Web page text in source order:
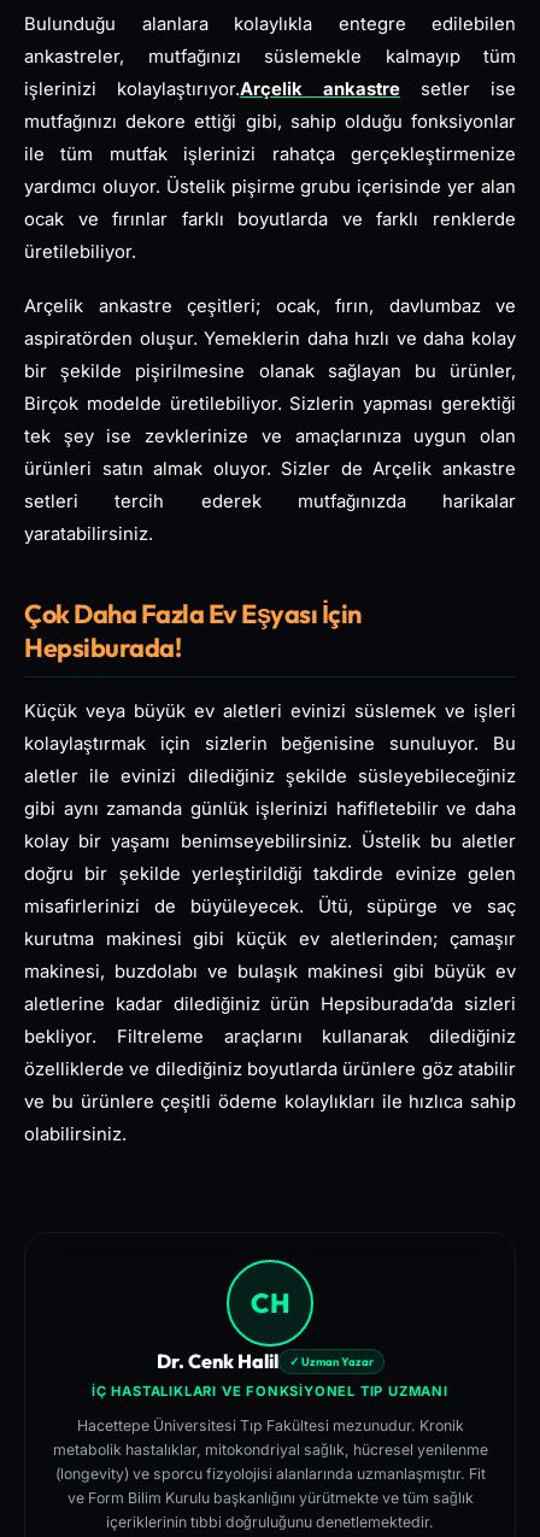
Bulunduğu alanlara kolaylıkla entegre edilebilen
ankastreler, mutfağınızı süslemekle kalmayıp tüm
işlerinizi kolaylaştırıyor.Arçelik ankastre
setler ise
mutfağınızı dekore ettiği gibi, sahip olduğu fonksiyonlar
ile tüm mutfak işlerinizi rahatça gerçekleştirmenize
yardımcı oluyor. Üstelik pişirme grubu içerisinde yer alan
ocak ve fırınlar farklı boyutlarda ve farklı renklerde
üretilebiliyor.
Arçelik ankastre çeşitleri; ocak, fırın, davlumbaz ve
aspiratörden oluşur. Yemeklerin daha hızlı ve daha kolay
bir şekilde pişirilmesine olanak sağlayan bu ürünler,
Birçok modelde üretilebiliyor. Sizlerin yapması gerektiği
tek şey ise zevklerinize ve amaçlarınıza uygun olan
ürünleri satın almak oluyor. Sizler de Arçelik ankastre
setleri tercih ederek mutfağınızda harikalar
yaratabilirsiniz.
Çok Daha Fazla Ev Eşyası İçin
Hepsiburada!
Küçük veya büyük ev aletleri evinizi süslemek ve işleri
kolaylaştırmak için sizlerin beğenisine sunuluyor. Bu
aletler ile evinizi dilediğiniz şekilde süsleyebileceğiniz
gibi aynı zamanda günlük işlerinizi hafifletebilir ve daha
kolay bir yaşamı benimseyebilirsiniz. Üstelik bu aletler
doğru bir şekilde yerleştirildiği takdirde evinize gelen
misafirlerinizi de büyüleyecek. Ütü, süpürge ve saç
kurutma makinesi gibi küçük ev aletlerinden; çamaşır
makinesi, buzdolabı ve bulaşık makinesi gibi büyük ev
aletlerine kadar dilediğiniz ürün Hepsiburada’da sizleri
bekliyor. Filtreleme araçlarını kullanarak dilediğiniz
özelliklerde ve dilediğiniz boyutlarda ürünlere göz atabilir
ve bu ürünlere çeşitli ödeme kolaylıkları ile hızlıca sahip
olabilirsiniz.
CH
Dr. Cenk Halil ✓ Uzman Yazar
İÇ HASTALIKLARI VE FONKSIYONEL TIP UZMANI
Hacettepe Üniversitesi Tıp Fakültesi mezunudur. Kronik
metabolik hastalıklar, mitokondriyal sağlık, hücresel yenilenme
(longevity) ve sporcu fizyolojisi alanlarında uzmanlaşmıştır. Fit
ve Form Bilim Kurulu başkanlığını yürütmekte ve tüm sağlık
içeriklerinin tıbbi doğruluğunu denetlemektedir.